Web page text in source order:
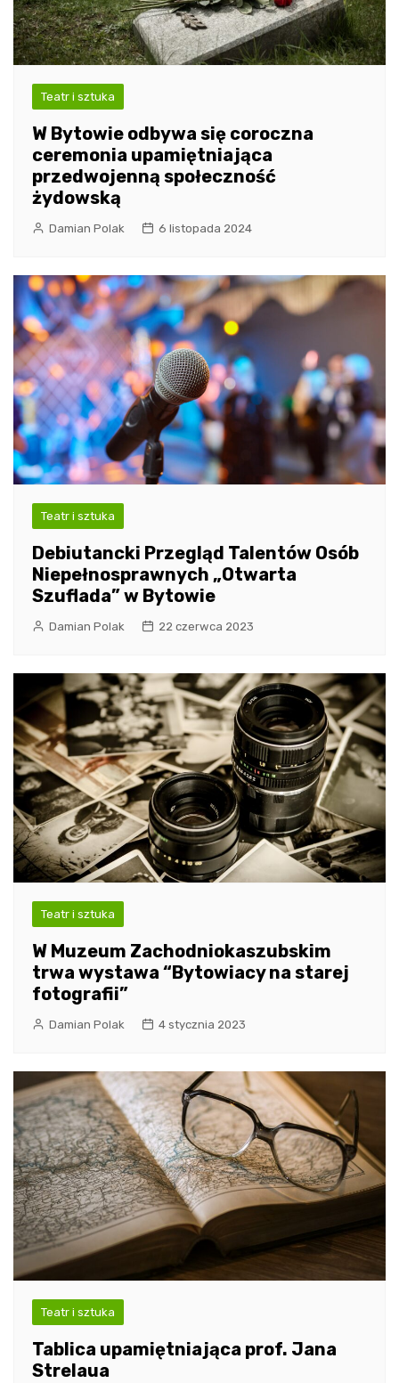
Teatr i sztuka
W Bytowie odbywa się coroczna
ceremonia upamiętniająca
przedwojenną społeczność
żydowską
Damian Polak 6 listopada 2024
Teatr i sztuka
Debiutancki Przegląd Talentów Osób
Niepełnosprawnych „Otwarta
Szuflada” w Bytowie
Damian Polak 22 czerwca 2023
Teatr i sztuka
W Muzeum Zachodniokaszubskim
trwa wystawa “Bytowiacy na starej
fotografii”
Damian Polak 4 stycznia 2023
Teatr i sztuka
Tablica upamiętniająca prof. Jana
Strelaua